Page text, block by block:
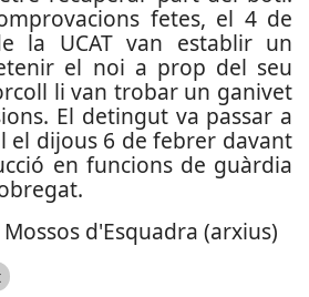
fetes, el 4 de
la UCAT van establir un
el noi a prop del seu
li van trobar un ganivet
El detingut va passar a
el dijous 6 de febrer davant
en funcions de guàrdia
d'Esquadra (arxius)